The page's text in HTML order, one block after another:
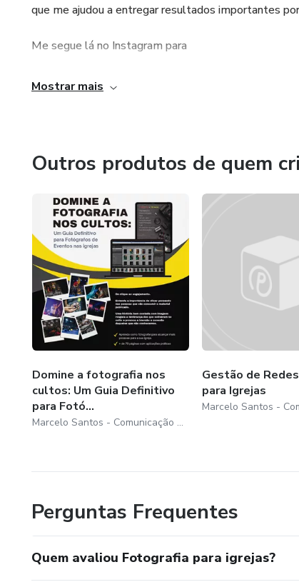
que me ajudou a entregar resultados importantes
Me segue lá no Instagram para
acompanhar as dicas e a minha rotina!
Mostrar mais
Outros produtos de quem
Domine a fotografia nos
cultos: Um Guia Definitivo
para Fotó...
Marcelo Santos - Comunicação para igrejas e ministérios
Gestão de
para Igrejas
Perguntas Frequentes
Quem avaliou Fotografia para igrejas?